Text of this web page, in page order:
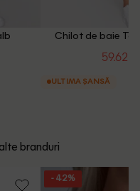
Chilot de baie
59.62
ULTIMA ȘANSĂ
branduri
- 42%